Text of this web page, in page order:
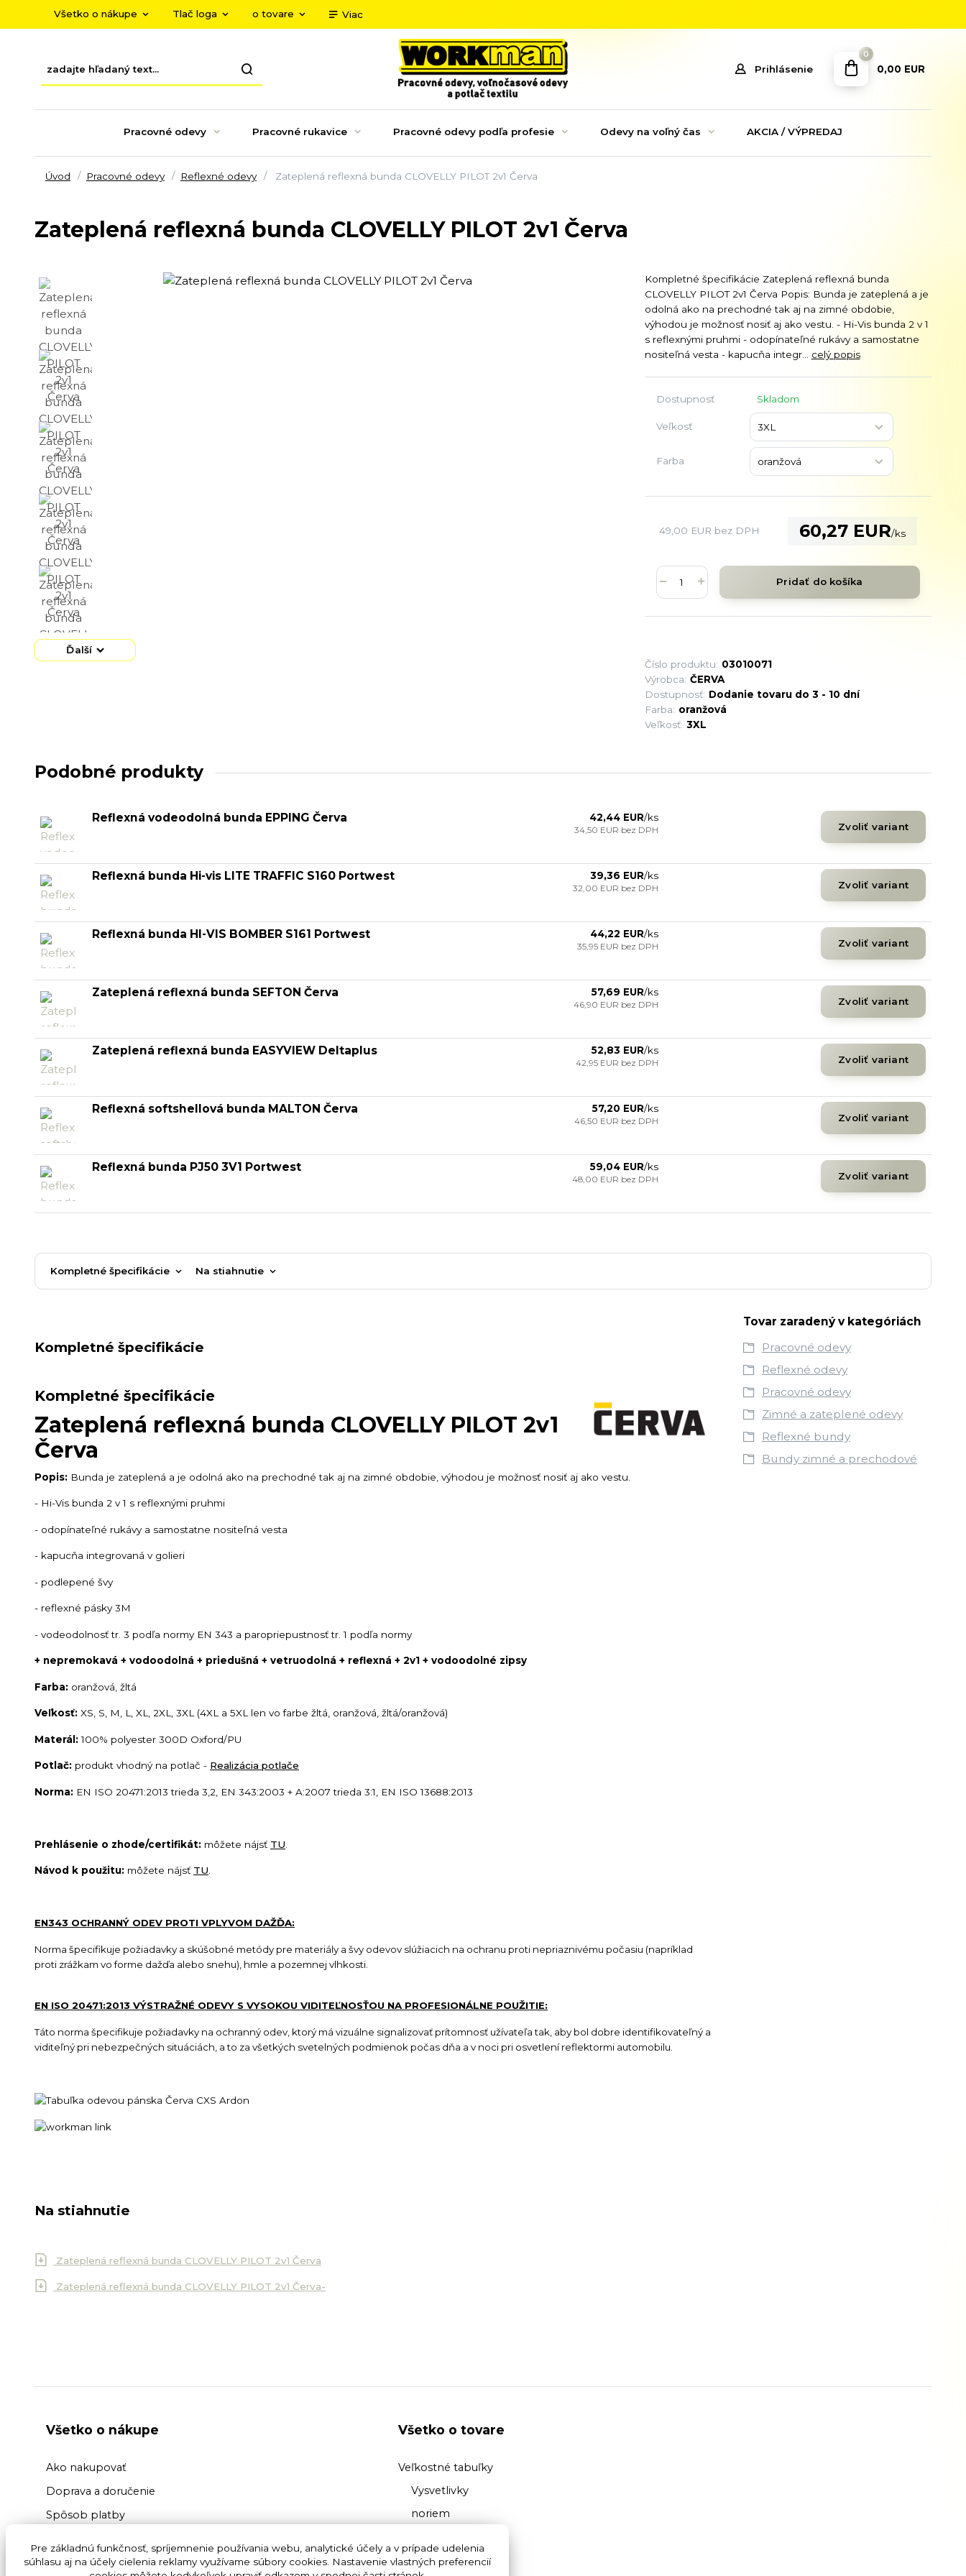
Všetko o nákupe Tlač loga o tovare Viac
Prihlásenie
0
0,00 EUR
Pracovné odevy Pracovné rukavice Pracovné odevy podľa profesie Odevy na voľný čas AKCIA / VÝPREDAJ
Úvod Pracovné odevy Reflexné odevy Zateplená reflexná bunda CLOVELLY PILOT 2v1 Červa
Zateplená reflexná bunda CLOVELLY PILOT 2v1 Červa
Ďalší
Kompletné špecifikácie Zateplená reflexná bunda
CLOVELLY PILOT 2v1 Červa Popis: Bunda je zateplená a je
odolná ako na prechodné tak aj na zimné obdobie,
výhodou je možnosť nosiť aj ako vestu. - Hi-Vis bunda 2 v 1
s reflexnými pruhmi - odopínateľné rukávy a samostatne
nositeľná vesta - kapucňa integr... celý popis
Dostupnosť Skladom
Veľkosť
Farba
60,27 EUR/ks
49,00 EUR bez DPH
Pridať do košíka
Číslo produktu: 03010071
Výrobca: ČERVA
Dostupnosť: Dodanie tovaru do 3 - 10 dní
Farba: oranžová
Veľkosť: 3XL
Podobné produkty
Reflexná vodeodolná bunda EPPING Červa 42,44 EUR/ks
34,50 EUR bez DPH Zvoliť variant
Reflexná bunda Hi-vis LITE TRAFFIC S160 Portwest 39,36 EUR/ks
32,00 EUR bez DPH Zvoliť variant
Reflexná bunda HI-VIS BOMBER S161 Portwest 44,22 EUR/ks
35,95 EUR bez DPH Zvoliť variant
Zateplená reflexná bunda SEFTON Červa 57,69 EUR/ks
46,90 EUR bez DPH Zvoliť variant
Zateplená reflexná bunda EASYVIEW Deltaplus 52,83 EUR/ks
42,95 EUR bez DPH Zvoliť variant
Reflexná softshellová bunda MALTON Červa 57,20 EUR/ks
46,50 EUR bez DPH Zvoliť variant
Reflexná bunda PJ50 3V1 Portwest 59,04 EUR/ks
48,00 EUR bez DPH Zvoliť variant
Kompletné špecifikácie Na stiahnutie
Kompletné špecifikácie
Kompletné špecifikácie
Zateplená reflexná bunda CLOVELLY PILOT 2v1
Červa
Popis: Bunda je zateplená a je odolná ako na prechodné tak aj na zimné obdobie, výhodou je možnosť nosiť aj ako vestu.
- Hi-Vis bunda 2 v 1 s reflexnými pruhmi
- odopínateľné rukávy a samostatne nositeľná vesta
- kapucňa integrovaná v golieri
- podlepené švy
- reflexné pásky 3M
- vodeodolnosť tr. 3 podľa normy EN 343 a paropriepustnosť tr. 1 podľa normy
+ nepremokavá + vodoodolná + priedušná + vetruodolná + reflexná + 2v1 + vodoodolné zipsy
Farba: oranžová, žltá
Veľkosť: XS, S, M, L, XL, 2XL, 3XL (4XL a 5XL len vo farbe žltá, oranžová, žltá/oranžová)
Materál:100% polyester 300D Oxford/PU
Potlač: produkt vhodný na potlač - Realizácia potlače
Norma: EN ISO 20471:2013 trieda 3,2, EN 343:2003 + A:2007 trieda 3:1, EN ISO 13688:2013
Prehlásenie o zhode/certifikát: môžete nájsť TU
Návod k použitu: môžete nájsť TU
EN343 OCHRANNÝ ODEV PROTI VPLYVOM DAŽĎA:
Norma špecifikuje požiadavky a skúšobné metódy pre materiály a švy odevov slúžiacich na ochranu proti nepriaznivému počasiu (napríklad
proti zrážkam vo forme dažďa alebo snehu), hmle a pozemnej vlhkosti.
EN ISO 20471:2013 VÝSTRAŽNÉ ODEVY S VYSOKOU VIDITEĽNOSŤOU NA PROFESIONÁLNE POUŽITIE:
Táto norma špecifikuje požiadavky na ochranný odev, ktorý má vizuálne signalizovať prítomnosť užívateľa tak, aby bol dobre identifikovateľný a
viditeľný pri nebezpečných situáciách, a to za všetkých svetelných podmienok počas dňa a v noci pri osvetlení reflektormi automobilu.
Tovar zaradený v kategóriách
Pracovné odevy
Reflexné odevy
Pracovné odevy
Zimné a zateplené odevy
Reflexné bundy
Bundy zimné a prechodové
Na stiahnutie
Zateplená reflexná bunda CLOVELLY PILOT 2v1 Červa
Zateplená reflexná bunda CLOVELLY PILOT 2v1 Červa-
Všetko o nákupe
Ako nakupovať
Doprava a doručenie
Spôsob platby
Reklamácia tovaru
Všetko o tovare
Veľkostné tabuľky
Vysvetlivky
noriem
materiálov
Pre základnú funkčnosť, spríjemnenie používania webu, analytické účely a v prípade udelenia
súhlasu aj na účely cielenia reklamy využívame súbory cookies. Nastavenie vlastných preferencií